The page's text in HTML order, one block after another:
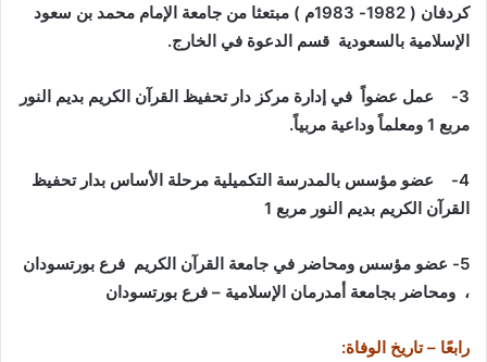
كردفان ( 1982- 1983م )
مبتعثا من جامعة الإمام محمد بن سعود
الإسلامية بالسعودية قسم الدعوة في الخارج.
3-
عمل عضواً في إدارة مركز دار تحفيظ القرآن الكريم بديم النور
مربع 1 ومعلماً وداعية مربياً
.
4-
عضو مؤسس بالمدرسة التكميلية مرحلة الأساس بدار تحفيظ
القرآن الكريم بديم النور مربع 1
5- عضو مؤسس ومحاضر في جامعة القرآن الكريم فرع بورتسودان
، ومحاضر بجامعة أمدرمان الإسلامية – فرع بورتسودان
رابعًا – تاريخ الوفاة: